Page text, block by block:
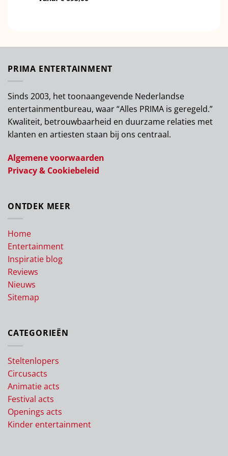
PRIMA ENTERTAINMENT
Sinds 2003, het toonaangevende Nederlandse
entertainmentbureau, waar “Alles PRIMA is geregeld.”
Kwaliteit, betrouwbaarheid en duurzame relaties met
klanten en artiesten staan bij ons centraal.
Algemene voorwaarden
Privacy & Cookiebeleid
ONTDEK MEER
Home
Entertainment
Inspiratie blog
Reviews
Nieuws
Sitemap
CATEGORIEËN
Steltenlopers
Circusacts
Animatie acts
Festival acts
Openings acts
Kinder entertainment